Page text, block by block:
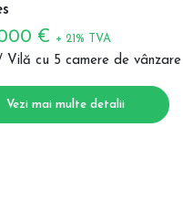
€ + 21% TVA
Vilă cu 5 camere de vânzare
Vezi mai multe detalii